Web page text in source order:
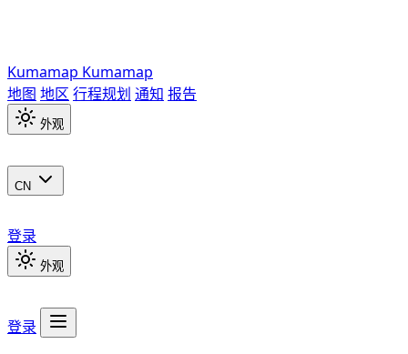
Kumamap Kumamap
地图 地区 行程规划 通知 报告
外观
CN
登录
外观
登录